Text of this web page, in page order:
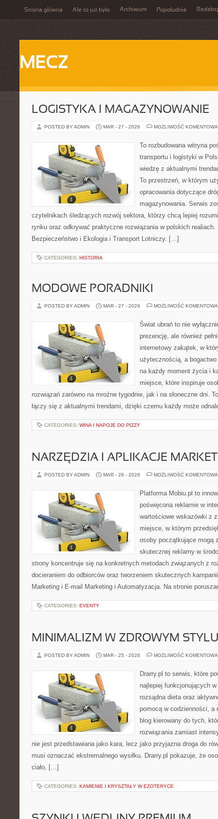
Strona główna Ale to już było Archiwum Popołudnie
MECZ
LOGISTYKA I MAGAZYNOWANIE
POSTED BY ADMIN MAR - 27 - 2026 MOŻLIWOŚĆ
To rozbudowana witryna
transportu i logistyki w
wiedzę z aktualnymi
To przestrzeń, w którym
opracowania dotyczące
magazynowania. Serwis
czytelnikach śledzących rozwój sektora, którzy chcą lepiej
rynku oraz odkrywać praktyczne rozwiązania w polskich
Bezpieczeństwo i Ekologia i Transport Lotniczy. […]
CATEGORIES: HISTORIA
MODOWE PORADNIKI
POSTED BY ADMIN MAR - 27 - 2026 MOŻLIWOŚĆ
Świat ubrań to nie
prezencję, ale również
internetowy zakątek, w
użytecznością, a
na każdy moment życia i
miejsce, które inspiruje
rozwiązań zarówno na mroźne tygodnie, jak i na słoneczne dni.
łączy się z aktualnymi trendami, dzięki czemu każdy może
CATEGORIES: WINA I NAPOJE DO PIZZY
NARZĘDZIA I APLIKACJE
POSTED BY ADMIN MAR - 26 - 2026 MOŻLIWOŚĆ
Platforma Mobiu.pl to
poświęcona reklamie w
wartościowe wskazówki z
miejsce, w którym
osoby początkujące mogą
skutecznej reklamy w
strony koncentruje się na konkretnych metodach związanych z
docieraniem do odbiorców oraz tworzeniem skutecznych
Marketing i E-mail Marketing i Automatyzacja. Na stronie
CATEGORIES: EVENTY
MINIMALIZM W ZDROWYM
POSTED BY ADMIN MAR - 25 - 2026 MOŻLIWOŚĆ
Drarry.pl to serwis, które
najlepiej funkcjonujących
rozsądna dieta oraz
pomocą w codzienności, a
blog kierowany do tych,
rozwiązania zamiast
nie jest przedstawiana jako kara, lecz jako przyjazna droga do
musi oznaczać ekstremalnego wysiłku. Drarry.pl pokazuje, że
ciało, […]
CATEGORIES: KAMIENIE I KRYSZTAŁY W EZOTERYCE